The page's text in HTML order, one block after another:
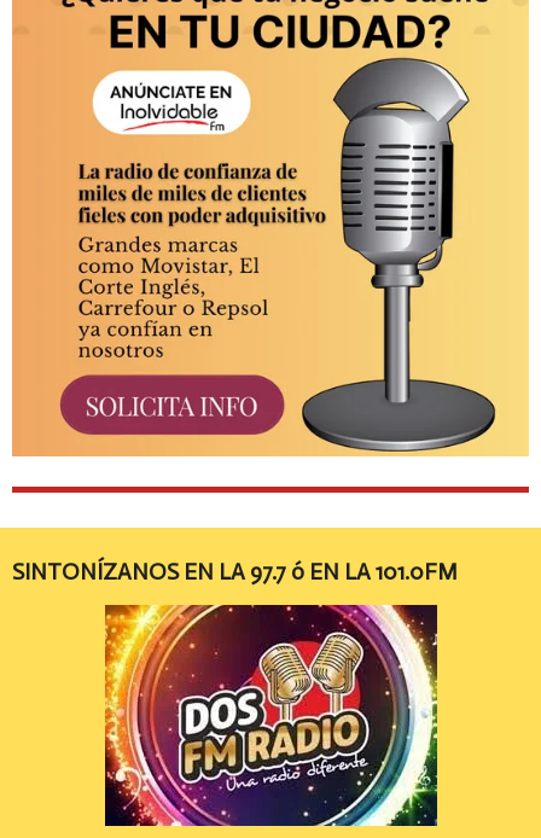
SINTONÍZANOS EN LA 97.7 ó EN LA 101.0FM